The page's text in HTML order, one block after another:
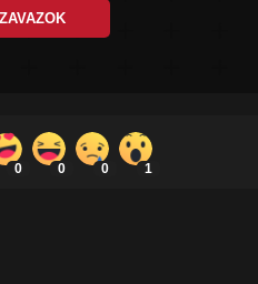
0 0 0 1